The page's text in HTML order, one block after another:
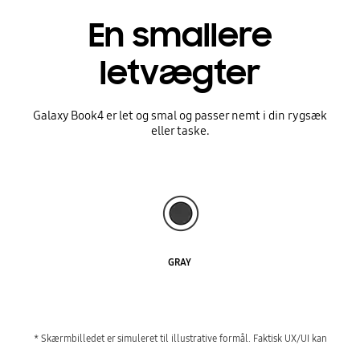
En smallere
letvægter
Galaxy Book4 er let og smal og passer nemt i din rygsæk
eller taske.
GRAY
* Skærmbilledet er simuleret til illustrative formål. Faktisk UX/UI kan